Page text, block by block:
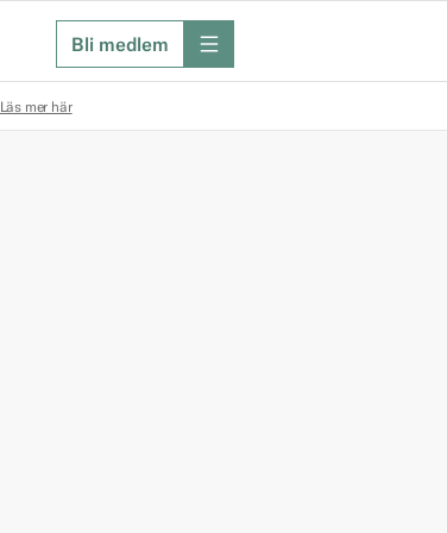
Bli medlem meny
Läs mer här